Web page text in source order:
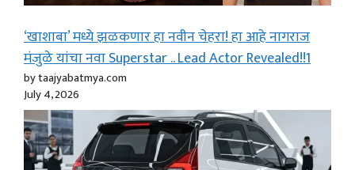
‘खाशाबा’ मध्ये झळकणार हा नवीन चेहरा! हा आहे नागराज
मंजुळे यांचा नवा Superstar .. Lead Actor Revealed!!1
by taajyabatmya.com
July 4, 2026